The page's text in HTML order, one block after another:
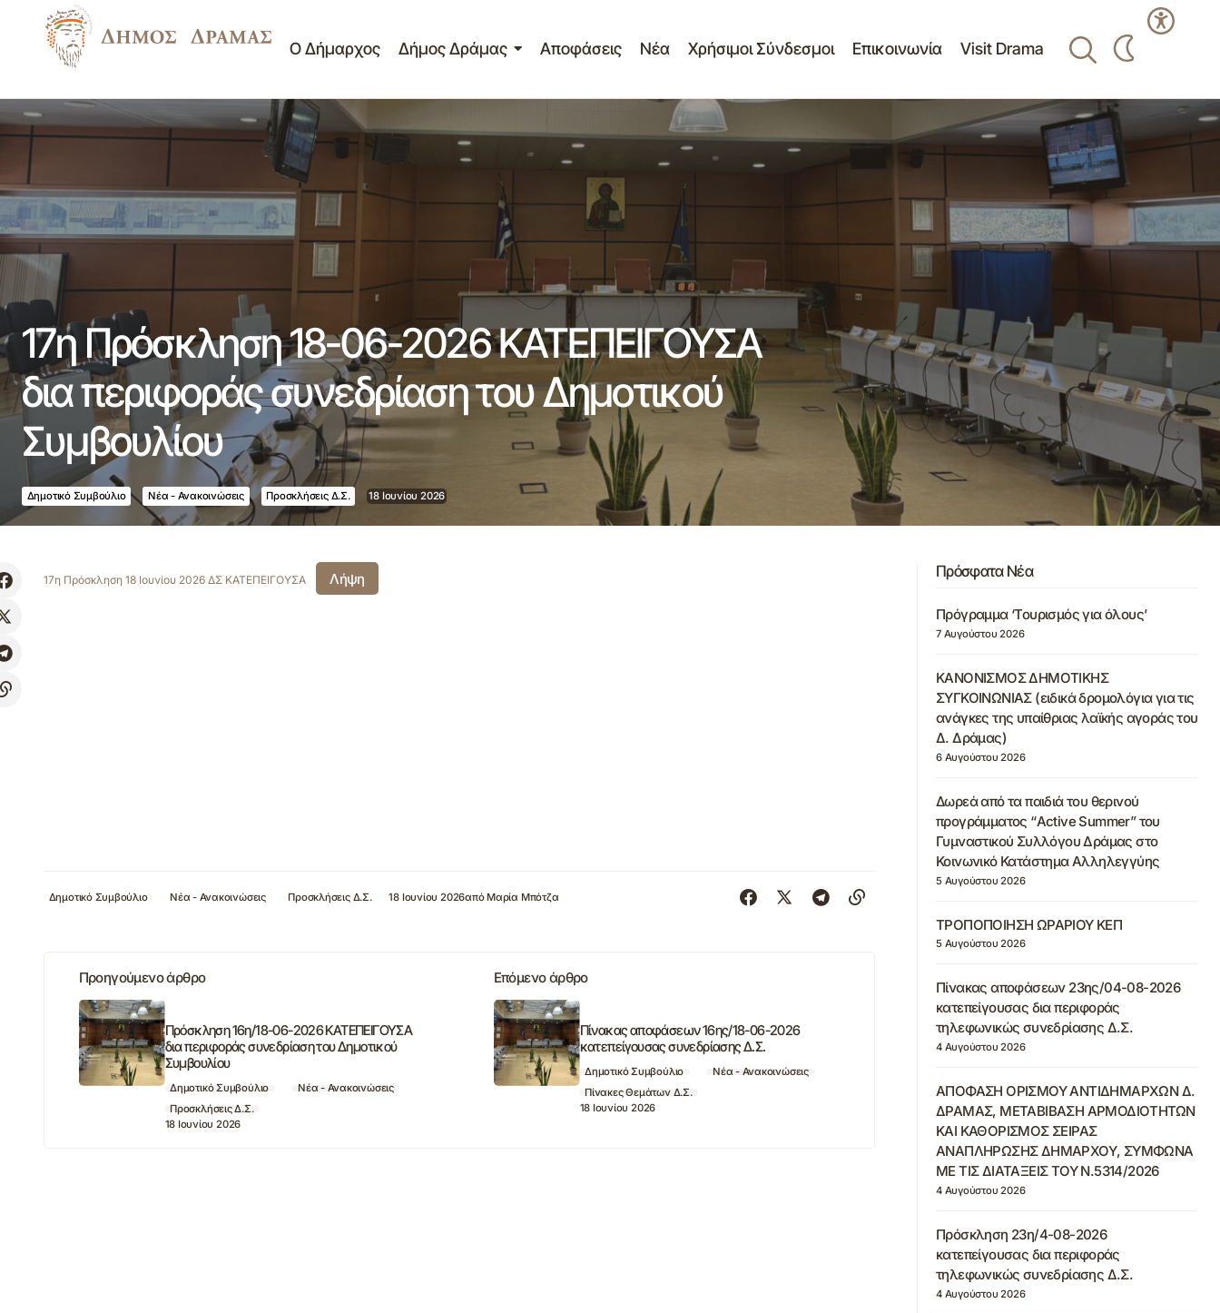
Ο Δήμαρχος Δήμος Δράμας Αποφάσεις Νέα Χρήσιμοι Σύνδεσμοι Επικοινωνία Visit Drama
Πρόσκληση 16η/18-06-2026
ΚΑΤΕΠΕΙΓΟΥΣΑ δια περιφοράς
συνεδρίαση του Δημοτικού Συμβουλίου
Δημοτικό Συμβούλιο
Νέα - Ανακοινώσεις
Προσκλήσεις Δ.Σ.
17η Πρόσκληση 18-06-2026 ΚΑΤΕΠΕΙΓΟΥΣΑ δια περιφοράς
συνεδρίαση του Δημοτικού Συμβουλίου
Πίνακας αποφάσεων 16ης/18-06-2026
κατεπείγουσας συνεδρίασης Δ.Σ.
17η Πρόσκληση 18-06-2026 ΚΑΤΕΠΕΙΓΟΥΣΑ
δια περιφοράς συνεδρίαση του Δημοτικού
Συμβουλίου
Δημοτικό Συμβούλιο Νέα - Ανακοινώσεις Προσκλήσεις Δ.Σ. 18 Ιουνίου 2026
17η Πρόσκληση 18 Ιουνίου 2026 ΔΣ ΚΑΤΕΠΕΙΓΟΥΣΑ Λήψη
Δημοτικό Συμβούλιο Νέα - Ανακοινώσεις Προσκλήσεις Δ.Σ. 18 Ιουνίου 2026από Μαρία Μπότζα
Προηγούμενο άρθρο
Πρόσκληση 16η/18-06-2026 ΚΑΤΕΠΕΙΓΟΥΣΑ
δια περιφοράς συνεδρίαση του Δημοτικού
Συμβουλίου
Δημοτικό Συμβούλιο
Νέα - Ανακοινώσεις
Προσκλήσεις Δ.Σ.
18 Ιουνίου 2026
Επόμενο άρθρο
Πίνακας αποφάσεων 16ης/18-06-2026
κατεπείγουσας συνεδρίασης Δ.Σ.
Δημοτικό Συμβούλιο
Νέα - Ανακοινώσεις
Πίνακες Θεμάτων Δ.Σ.
18 Ιουνίου 2026
Πρόσφατα Νέα
Πρόγραμμα ‘Τουρισμός για όλους’
7 Αυγούστου 2026
ΚΑΝΟΝΙΣΜΟΣ ΔΗΜΟΤΙΚΗΣ
ΣΥΓΚΟΙΝΩΝΙΑΣ (ειδικά δρομολόγια για τις
ανάγκες της υπαίθριας λαϊκής αγοράς του
Δ. Δράμας)
6 Αυγούστου 2026
Δωρεά από τα παιδιά του θερινού
προγράμματος “Active Summer” του
Γυμναστικού Συλλόγου Δράμας στο
Κοινωνικό Κατάστημα Αλληλεγγύης
5 Αυγούστου 2026
ΤΡΟΠΟΠΟΙΗΣΗ ΩΡΑΡΙΟΥ ΚΕΠ
5 Αυγούστου 2026
Πίνακας αποφάσεων 23ης/04-08-2026
κατεπείγουσας δια περιφοράς
τηλεφωνικώς συνεδρίασης Δ.Σ.
4 Αυγούστου 2026
ΑΠΟΦΑΣΗ ΟΡΙΣΜΟΥ ΑΝΤΙΔΗΜΑΡΧΩΝ Δ.
ΔΡΑΜΑΣ, ΜΕΤΑΒΙΒΑΣΗ ΑΡΜΟΔΙΟΤΗΤΩΝ
ΚΑΙ ΚΑΘΟΡΙΣΜΟΣ ΣΕΙΡΑΣ
ΑΝΑΠΛΗΡΩΣΗΣ ΔΗΜΑΡΧΟΥ, ΣΥΜΦΩΝΑ
ΜΕ ΤΙΣ ΔΙΑΤΑΞΕΙΣ ΤΟΥ Ν.5314/2026
4 Αυγούστου 2026
Πρόσκληση 23η/4-08-2026
κατεπείγουσας δια περιφοράς
τηλεφωνικώς συνεδρίασης Δ.Σ.
4 Αυγούστου 2026